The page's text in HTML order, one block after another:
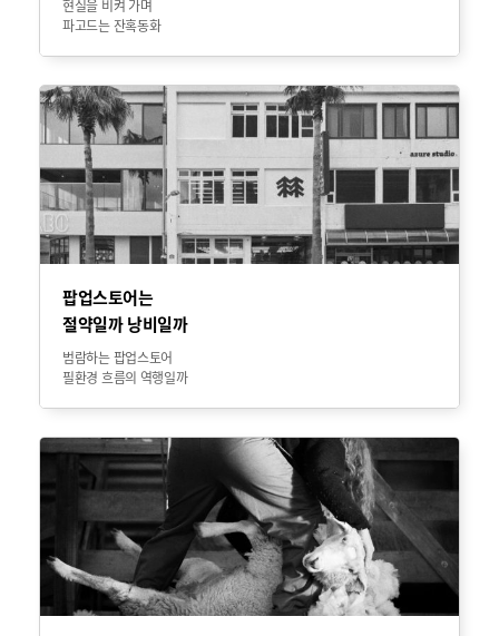
현실을 비켜 가며
파고드는 잔혹동화
팝업스토어는
절약일까 낭비일까
범람하는 팝업스토어
필환경 흐름의 역행일까